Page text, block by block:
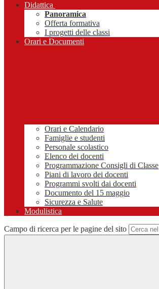
Didattica
Panoramica
Offerta formativa
I progetti delle classi
Orari e Documenti
Orari e Calendario
Famiglie e studenti
Personale scolastico
Elenco dei docenti
Programmazione Consigli di Classe
Piani di lavoro dei docenti
Programmi svolti dai docenti
Documento del 15 maggio
Sicurezza e Salute
Modulistica
Campo di ricerca per le pagine del sito